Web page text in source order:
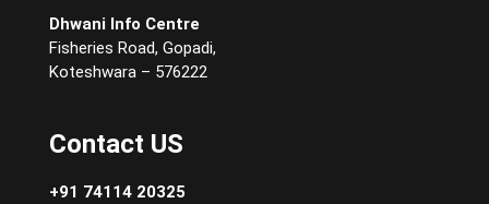
Dhwani Info Centre
Fisheries Road, Gopadi,
Koteshwara – 576222
Contact US
+91 74114 20325